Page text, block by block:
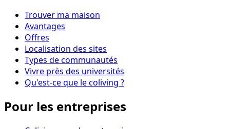
Trouver ma maison
Avantages
Offres
Localisation des sites
Types de communautés
Vivre près des universités
Qu'est-ce que le coliving ?
Pour les entreprises